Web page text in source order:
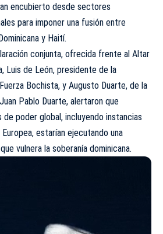
encubierto desde sectores
para imponer una fusión entre
y Haití.
conjunta, ofrecida frente al Altar
Luis de León, presidente de la
Bochista, y Augusto Duarte, de la
Pablo Duarte, alertaron que
de poder global, incluyendo instancias
Europea, estarían ejecutando una
vulnera la soberanía dominicana.